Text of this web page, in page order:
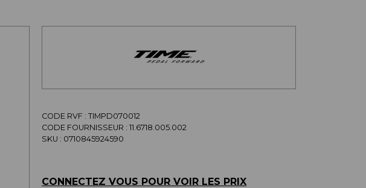
CODE RVF : TIMPD070012
CODE FOURNISSEUR :11.6718.005.002
SKU : 0710845924590
CONNECTEZ VOUS POUR VOIR LES PRIX